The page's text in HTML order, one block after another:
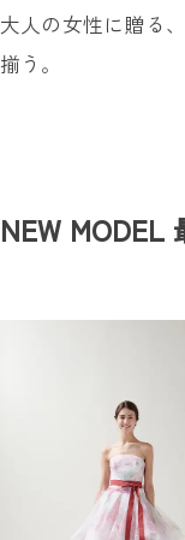
大人の女性に贈る
揃う。
NEW MODEL